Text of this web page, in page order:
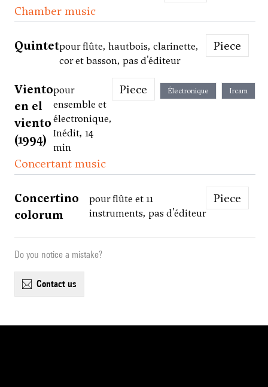
Chamber music
Quintetpour flûte, hautbois, clarinette,
cor et basson, pas d'éditeur
Piece
Viento
en el
viento
(1994)
pour
ensemble et
électronique,
Inédit, 14
min
Piece Électronique Ircam
Concertant music
Concertino
colorum
pour flûte et 11
instruments, pas d'éditeur
Piece
Do you notice a mistake?
contact us